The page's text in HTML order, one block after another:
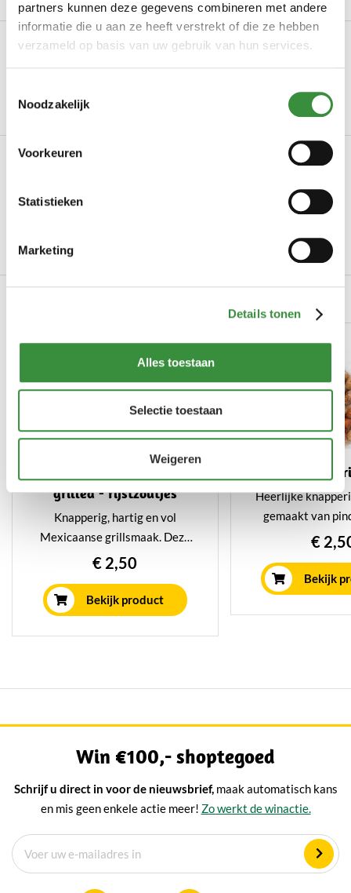
partners kunnen deze gegevens combineren met andere
informatie die u aan ze heeft verstrekt of die ze hebben
verzameld op basis van uw gebruik van hun services.
Noodzakelijk
Voorkeuren
Statistieken
Marketing
Details tonen
Alles toestaan
Selectie toestaan
Weigeren
Omschrijving
Lees meer
Productinformatie
Lees meer
Rice & bean mexican
grilled - rijstzoutjes
Knapperig, hartig en vol
Mexicaanse grillsmaak. Deze
rice & bean snacks combineren
luchtige rijstcrackers met een
kruidige Mexican Grilled
seasoning voor een verrassend
lekkere bite. Heerlijk als
€ 2,50
Bekijk product
Pindabollen -
Heerlijke
gemaakt van
krokant laagje,
smakelijke
tussendoor of bij
van smaak en
€
Bekijk
Win €100,- shoptegoed
Schrijf u direct in voor de nieuwsbrief, maak automatisch kans
en mis geen enkele actie meer! Zo werkt de winactie.